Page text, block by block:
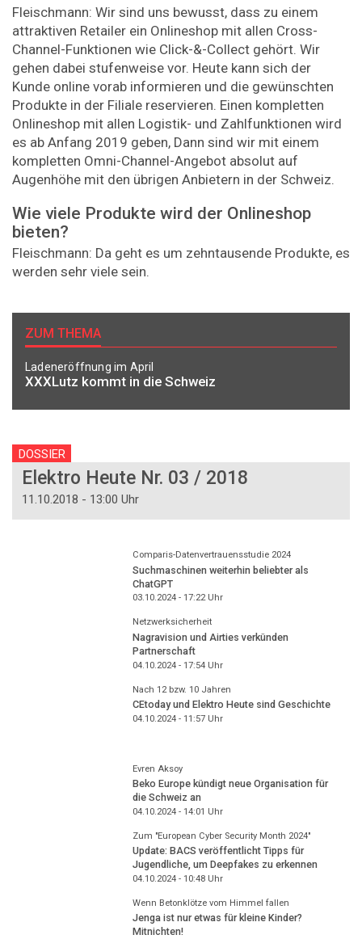
Fleischmann: Wir sind uns bewusst, dass zu einem
attraktiven Retailer ein Onlineshop mit allen Cross-
Channel-Funktionen wie Click-&-Collect gehört. Wir
gehen dabei stufenweise vor. Heute kann sich der
Kunde online vorab informieren und die gewünschten
Produkte in der Filiale reservieren. Einen kompletten
Onlineshop mit allen Logistik- und Zahlfunktionen wird
es ab Anfang 2019 geben, Dann sind wir mit einem
kompletten Omni-Channel-Angebot absolut auf
Augenhöhe mit den übrigen Anbietern in der Schweiz.
Wie viele Produkte wird der Onlineshop
bieten?
Fleischmann: Da geht es um zehntausende Produkte, es
werden sehr viele sein.
ZUM THEMA
Ladeneröffnung im April
XXXLutz kommt in die Schweiz
DOSSIER
Elektro Heute Nr. 03 / 2018
11.10.2018 - 13:00 Uhr
Comparis-Datenvertrauensstudie 2024
Suchmaschinen weiterhin beliebter als
ChatGPT
03.10.2024 - 17:22Uhr
Netzwerksicherheit
Nagravision und Airties verkünden
Partnerschaft
04.10.2024 - 17:54Uhr
Nach 12 bzw. 10 Jahren
CEtoday und Elektro Heute sind Geschichte
04.10.2024 - 11:57Uhr
Evren Aksoy
Beko Europe kündigt neue Organisation für
die Schweiz an
04.10.2024 - 14:01 Uhr
Zum "European Cyber Security Month 2024"
Update: BACS veröffentlicht Tipps für
Jugendliche, um Deepfakes zu erkennen
04.10.2024 - 10:48Uhr
Wenn Betonklötze vom Himmel fallen
Jenga ist nur etwas für kleine Kinder?
Mitnichten!